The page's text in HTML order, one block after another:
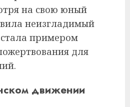
на свою юный
неизгладимый
примером
для
движении